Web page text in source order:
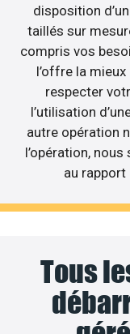
disposition
taillés sur
compris vos
l’offre la
respecter
l’utilisation
autre opération
l’opération,
au
Tous